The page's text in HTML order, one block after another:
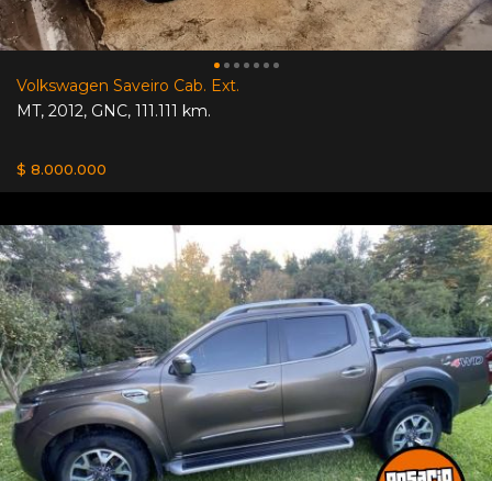
Volkswagen Saveiro Cab. Ext.
MT, 2012, GNC, 111.111 km.
$ 8.000.000